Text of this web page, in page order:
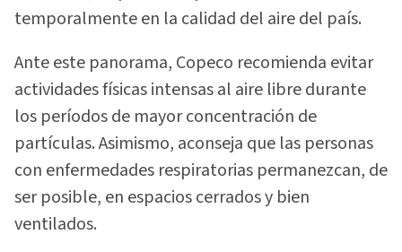
temporalmente en la calidad del aire del país.
Ante este panorama, Copeco recomienda evitar
actividades físicas intensas al aire libre durante
los períodos de mayor concentración de
partículas. Asimismo, aconseja que las personas
con enfermedades respiratorias permanezcan, de
ser posible, en espacios cerrados y bien
ventilados.